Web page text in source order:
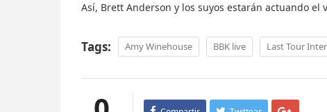
Así, Brett Anderson y los suyos estarán actuando
Tags: Amy Winehouse BBK live Last Tour